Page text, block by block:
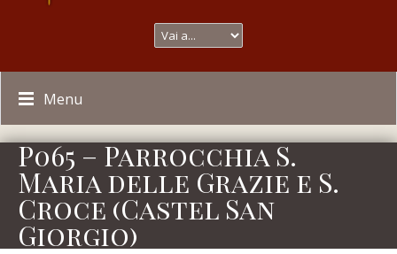
Menu
P065 – Parrocchia S.
Maria delle Grazie e S.
Croce (Castel San
Giorgio)